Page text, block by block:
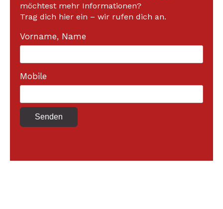
möchtest mehr Informationen?
Trag dich hier ein – wir rufen dich an.
Vorname, Name
Mobile
Senden